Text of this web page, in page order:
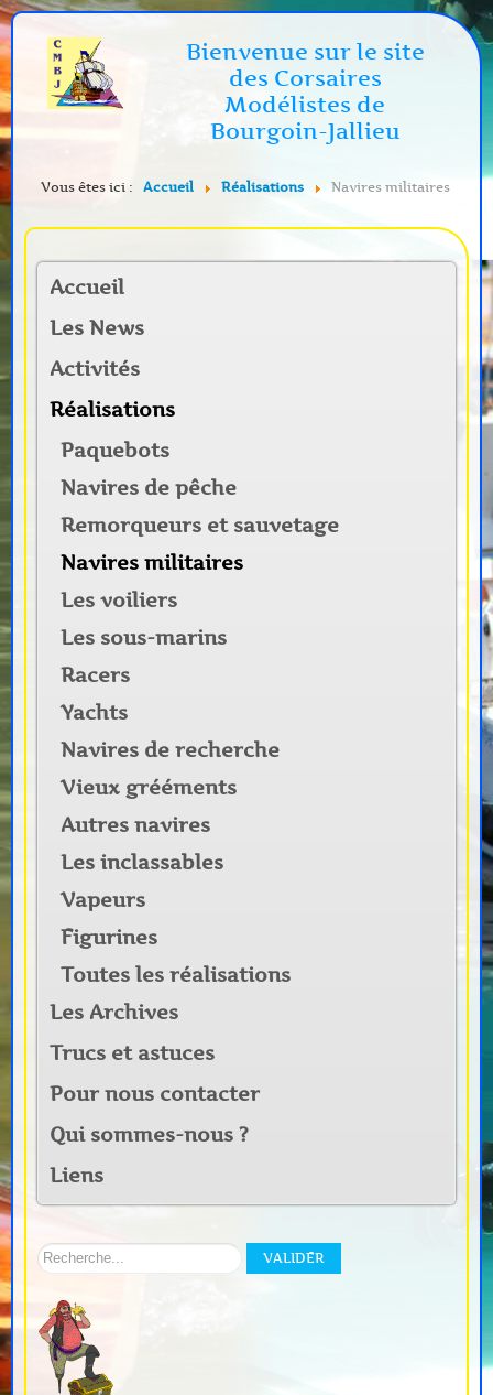
Bienvenue sur le site
des Corsaires
Modélistes de
Bourgoin-Jallieu
Vous êtes ici : Accueil Réalisations Navires militaires
Accueil
Les News
Activités
Réalisations
Paquebots
Navires de pêche
Remorqueurs et sauvetage
Navires militaires
Les voiliers
Les sous-marins
Racers
Yachts
Navires de recherche
Vieux grééments
Autres navires
Les inclassables
Vapeurs
Figurines
Toutes les réalisations
Les Archives
Trucs et astuces
Pour nous contacter
Qui sommes-nous ?
Liens
Rechercher
sur
site:
VALIDER